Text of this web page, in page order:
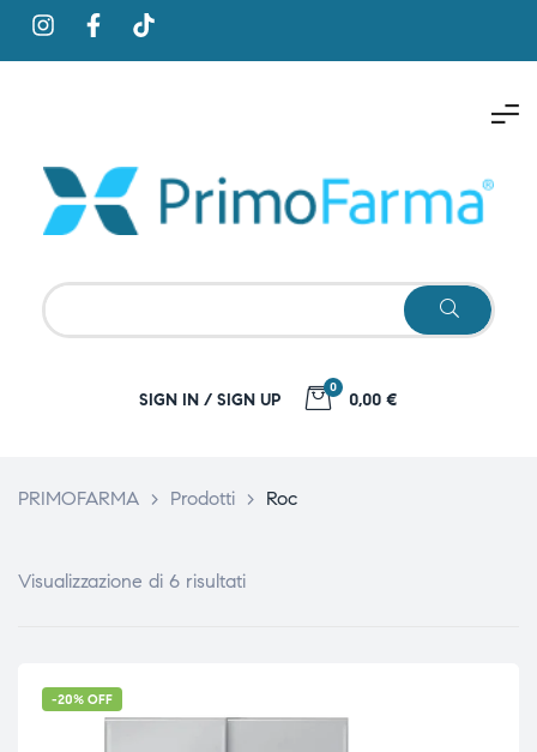
SIGN IN / SIGN UP
0
0,00 €
PRIMOFARMA > Prodotti > Roc
Visualizzazione di 6 risultati
-20% OFF